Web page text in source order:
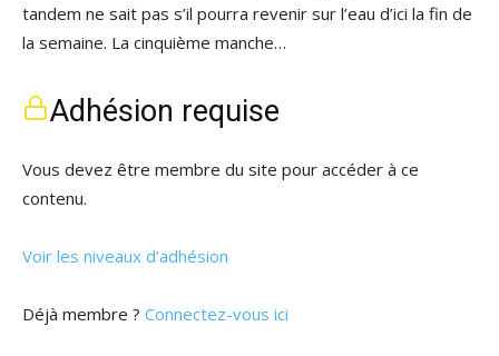
tandem ne sait pas s’il pourra revenir sur l’eau d’ici la fin de
la semaine. La cinquième manche…
Adhésion requise
Vous devez être membre du site pour accéder à ce
contenu.
Voir les niveaux d’adhésion
Déjà membre ? Connectez-vous ici